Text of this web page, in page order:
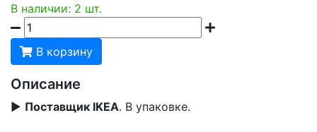
В наличии: 2 шт.
В корзину
Описание
▶ Поставщик IKEA. В упаковке.